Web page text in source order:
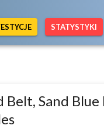
STATYSTYKI
Sand Blue